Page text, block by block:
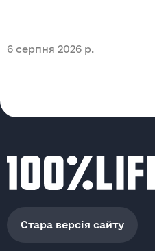
6 серпня 2026 р.
Стара версія сайту